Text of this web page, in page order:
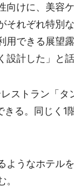
向けに、美容
それぞれ特別
用できる展望
計した」と話
ストラン「タ
る。同じく1
うなホテル